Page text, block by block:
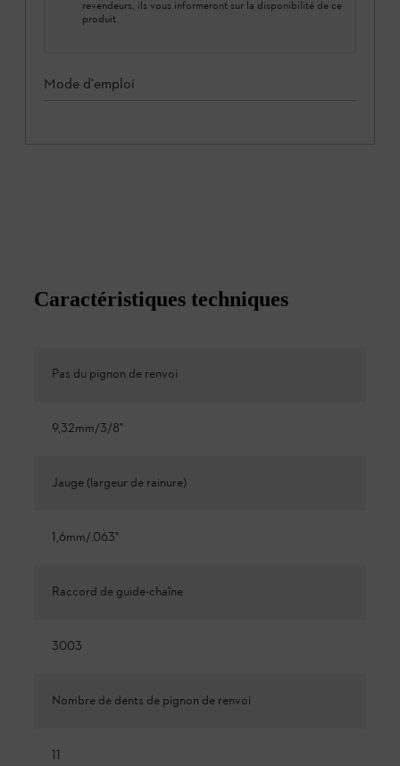
revendeurs, ils vous informeront sur la disponibilité de ce
produit.
Mode d'emploi
Caractéristiques techniques
Pas du pignon de renvoi
9,32mm/3/8"
Jauge (largeur de rainure)
1,6mm/.063"
Raccord de guide-chaîne
3003
Nombre de dents de pignon de renvoi
11